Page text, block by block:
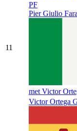
11
PF
Pier Giulio
met Victor
Victor Ortega